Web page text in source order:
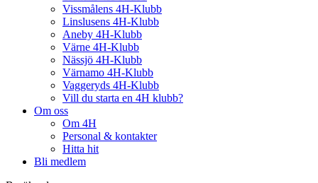
Vissmålens 4H-Klubb
Linslusens 4H-Klubb
Aneby 4H-Klubb
Värne 4H-Klubb
Nässjö 4H-Klubb
Värnamo 4H-Klubb
Vaggeryds 4H-Klubb
Vill du starta en 4H klubb?
Om oss
Om 4H
Personal & kontakter
Hitta hit
Bli medlem